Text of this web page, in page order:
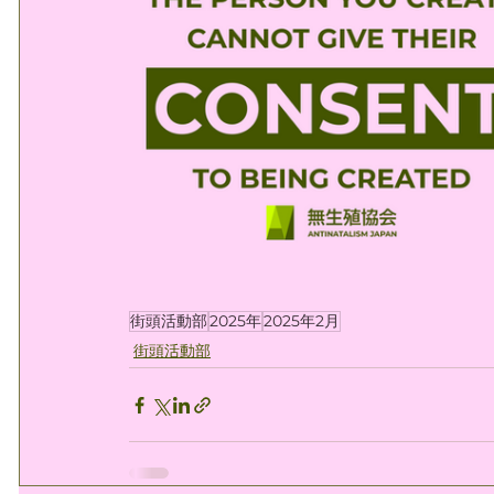
街頭活動部2025年2025年2月
街頭活動部